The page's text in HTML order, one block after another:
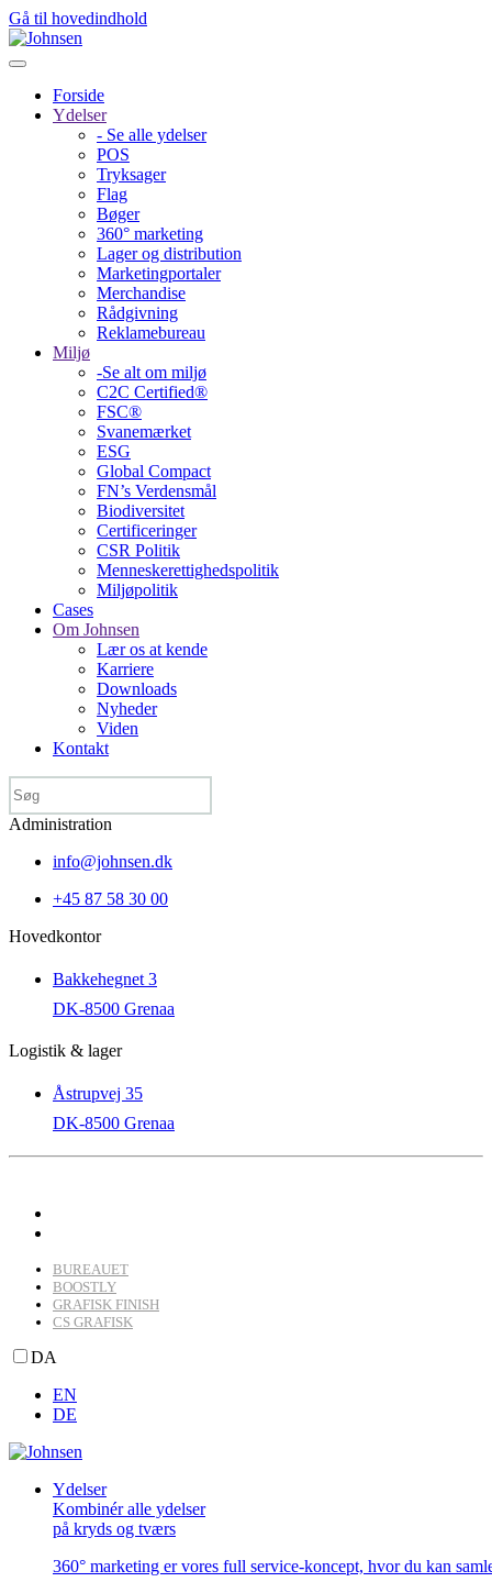
Gå til hovedindhold
Forside
Ydelser
- Se alle ydelser
POS
Tryksager
Flag
Bøger
360° marketing
Lager og distribution
Marketing­portaler
Merchandise
Rådgivning
Reklamebureau
Miljø
-Se alt om miljø
C2C Certified®
FSC®
Svanemærket
ESG
Global Compact
FN’s Verdensmål
Biodiversitet
Certificeringer
CSR Politik
Menneske­rettigheds­politik
Miljøpolitik
Cases
Om Johnsen
Lær os at kende
Karriere
Downloads
Nyheder
Viden
Kontakt
Administration
info@johnsen.dk
+45 87 58 30 00
Hovedkontor
Bakkehegnet 3
DK-8500 Grenaa
Logistik & lager
Åstrupvej 35
DK-8500 Grenaa
BUREAUET
BOOSTLY
GRAFISK FINISH
CS GRAFISK
DA
EN
DE
Ydelser
Kombinér alle ydelser
på kryds og tværs
360° marketing er vores full service-koncept, hvor du kan